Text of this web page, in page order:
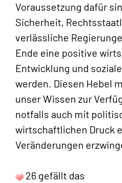
Voraussetzung dafür
Sicherheit,
verlässliche
Ende eine positive
Entwicklung und
werden. Diesen Hebel
unser Wissen zur
notfalls auch mit
wirtschaftlichen Druck
Veränderungen
26 gefällt das